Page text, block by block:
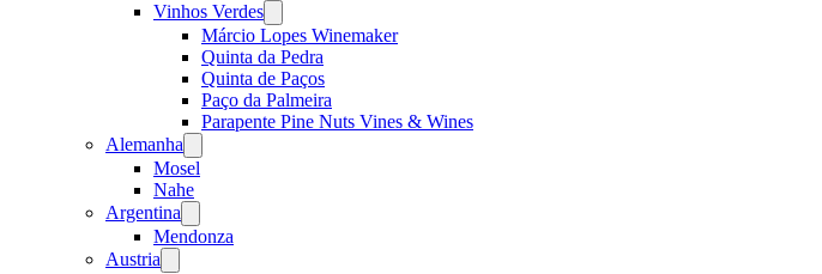
Vinhos Verdes
menu
Márcio Lopes Winemaker
Quinta da Pedra
Quinta de Paços
Paço da Palmeira
Parapente Pine Nuts Vines & Wines
Alemanha
menu
Mosel
Nahe
Argentina
menu
Mendonza
Austria